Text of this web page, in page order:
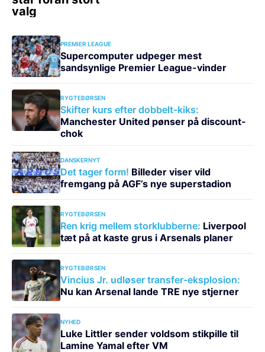
PREMIER LEAGUE
Supercomputer udpeger mest
sandsynlige Premier League-vinder
RYGTEBØRSEN
Skifter kurs efter dobbelt-kiks:
Manchester United pønser på discount-
chok
DANSKERNYT
Det tager form! Billeder viser vild
fremgang på AGF’s nye superstadion
RYGTEBØRSEN
Ren krig mellem storklubberne: Liverpool
tæt på at kaste grus i Arsenals planer
RYGTEBØRSEN
Vincius Jr. udløser transfer-eksplosion:
Nu kan Arsenal lande TRE nye stjerner
NYHED
Luke Littler sender voldsom stikpille til
Lamine Yamal efter VM